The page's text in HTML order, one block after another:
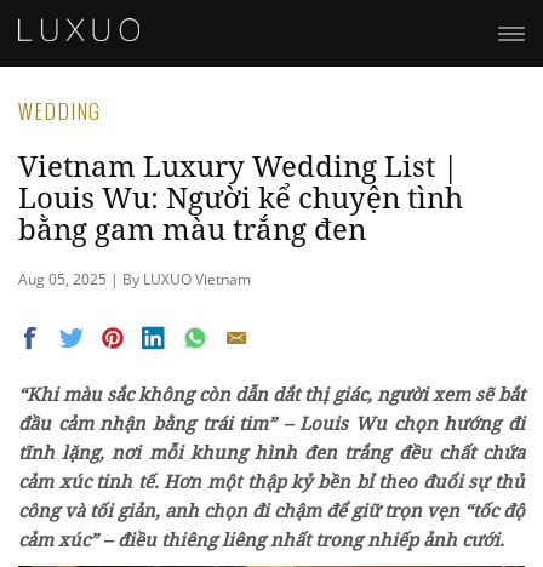
WEDDING
Vietnam Luxury Wedding List |
Louis Wu: Người kể chuyện tình
bằng gam màu trắng đen
Aug 05, 2025 | By LUXUO Vietnam
“Khi màu sắc không còn dẫn dắt thị giác, người xem sẽ bắt
đầu cảm nhận bằng trái tim” – Louis Wu chọn hướng đi
tĩnh lặng, nơi mỗi khung hình đen trắng đều chất chứa
cảm xúc tinh tế. Hơn một thập kỷ bền bỉ theo đuổi sự thủ
công và tối giản, anh chọn đi chậm để giữ trọn vẹn “tốc độ
cảm xúc” – điều thiêng liêng nhất trong nhiếp ảnh cưới.